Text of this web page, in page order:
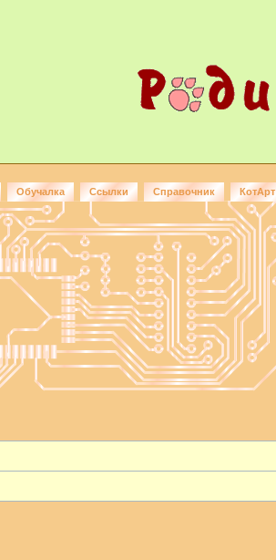
Обучалка Ссылки Справочник КотАрт